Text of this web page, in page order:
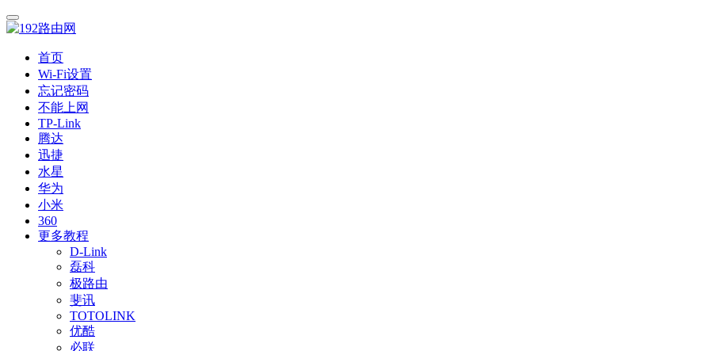
首页
Wi-Fi设置
忘记密码
不能上网
TP-Link
腾达
迅捷
水星
华为
小米
360
更多教程
D-Link
磊科
极路由
斐讯
TOTOLINK
优酷
必联